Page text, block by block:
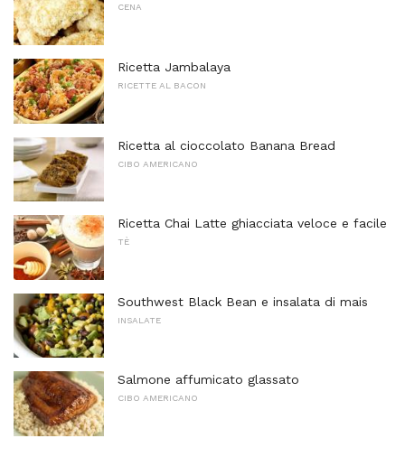
CENA
Ricetta Jambalaya
RICETTE AL BACON
Ricetta al cioccolato Banana Bread
CIBO AMERICANO
Ricetta Chai Latte ghiacciata veloce e facile
TÈ
Southwest Black Bean e insalata di mais
INSALATE
Salmone affumicato glassato
CIBO AMERICANO